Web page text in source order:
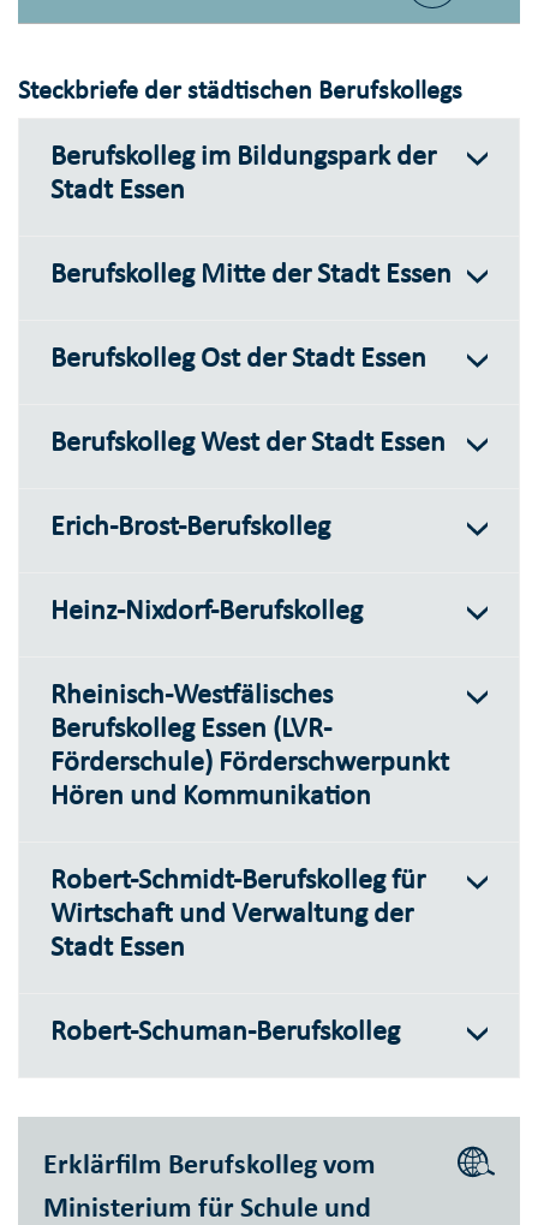
Steckbriefe der städtischen Berufskollegs
Berufskolleg im Bildungspark der
Stadt Essen
Berufskolleg Mitte der Stadt Essen
Berufskolleg Ost der Stadt Essen
Berufskolleg West der Stadt Essen
Erich-Brost-Berufskolleg
Heinz-Nixdorf-Berufskolleg
Rheinisch-Westfälisches
Berufskolleg Essen (LVR-
Förderschule) Förderschwerpunkt
Hören und Kommunikation
Robert-Schmidt-Berufskolleg für
Wirtschaft und Verwaltung der
Stadt Essen
Robert-Schuman-Berufskolleg
Erklärfilm Berufskolleg vom
Ministerium für Schule und